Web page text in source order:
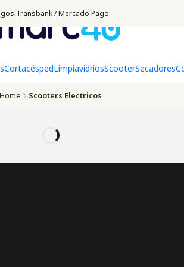
CortacéspedLimpiavidriosScooterSecadores
Transbank / Mercado Pago
Home Scooters Electricos